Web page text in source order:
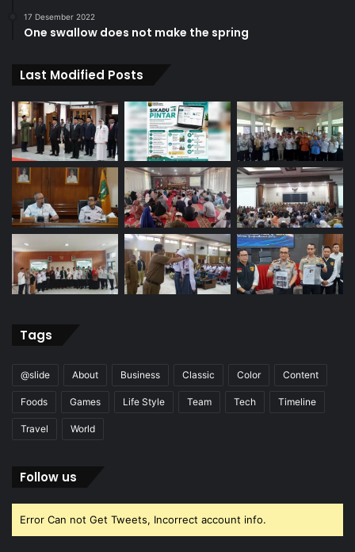
17 Desember 2022
One swallow does not make the spring
Last Modified Posts
Tags
@slide About Business Classic Color Content
Foods Games Life Style Team Tech Timeline
Travel World
Follow us
Error Can not Get Tweets, Incorrect account info.